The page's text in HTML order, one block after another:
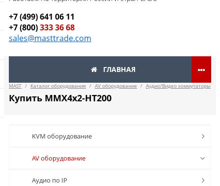
+7 (499) 641 06 11
+7 (800)333 36 68
sales@masttrade.com
ГЛАВНАЯ
MAST / Каталог оборудования / AV оборудование / Аудио/Видео коммутаторы
Купить MMX4x2-HT200
KVM оборудование
AV оборудование
Аудио по IP